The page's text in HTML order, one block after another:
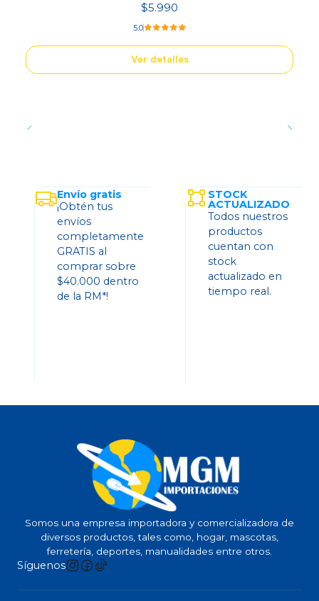
$5.990
5.0
Ver detalles
Envío gratis
¡Obtén tus
envíos
completamente
GRATIS al
comprar sobre
$40.000 dentro
de la RM*!
STOCK
ACTUALIZADO
Todos nuestros
productos
cuentan con
stock
actualizado en
tiempo real.
Somos una empresa importadora y comercializadora de
diversos productos, tales como, hogar, mascotas,
ferretería, deportes, manualidades entre otros.
Síguenos